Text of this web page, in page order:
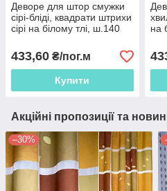
Деворе для штор смужки
сірі-бліді, квадрати штрихи
сірі на білому тлі, ш.140
433,60 ₴/пог.м
Купити
на
Акційні пропозиції та
–30%